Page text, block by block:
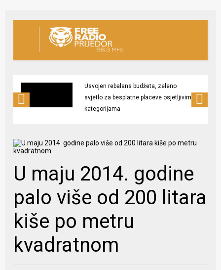
Usvojen rebalans budžeta, zeleno
svjetlo za besplatne placeve osjetljivim
kategorijama
U maju 2014. godine
palo više od 200 litara
kiše po metru
kvadratnom